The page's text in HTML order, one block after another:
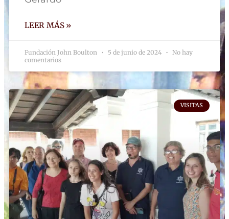
LEER MÁS »
Fundación John Boulton 5 de junio de 2024
No hay
comentarios
VISITAS